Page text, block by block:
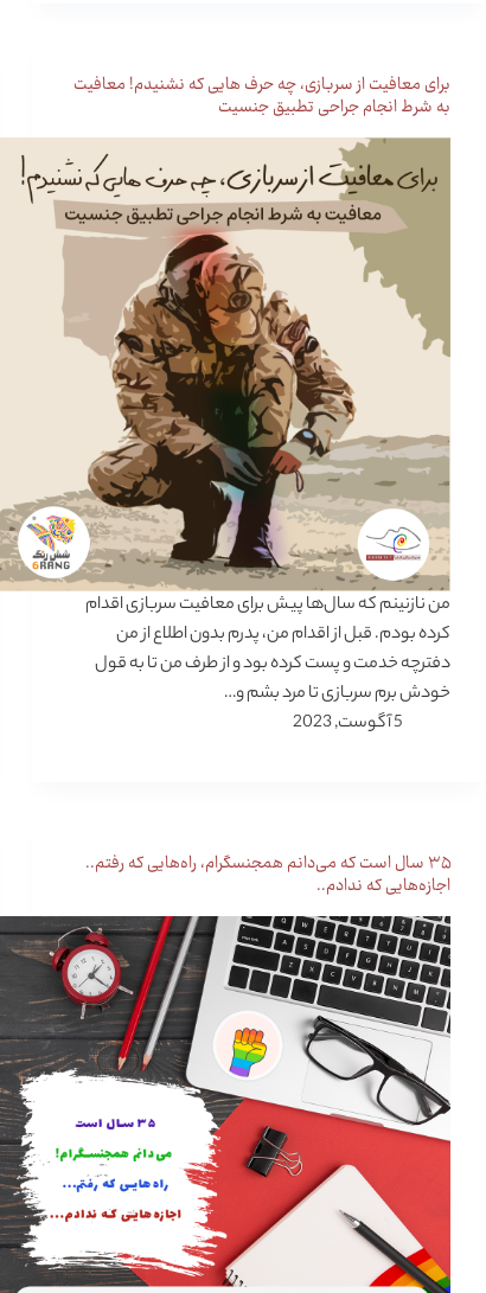
برای معافیت از سربازی، چه حرف هایی که نشنیدم! معافیت
به شرط انجام جراحی تطبیق جنسیت
من نازنینم که سال‌ها پیش برای معافیت سربازی اقدام
کرده بودم. قبل از اقدام من، پدرم بدون اطلاع از من
دفترچه خدمت و پست کرده بود و از طرف من تا به قول
خودش برم سربازی تا مرد بشم و…
5 آگوست, 2023
۳۵ سال است که می‌دانم همجنسگرام، راه‌هایی که رفتم..
اجازه‌هایی که ندادم..